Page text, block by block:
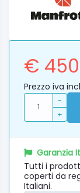
€
Prezzo iva
-
+
Garanzia
Tutti i
coperti da
Italiani.